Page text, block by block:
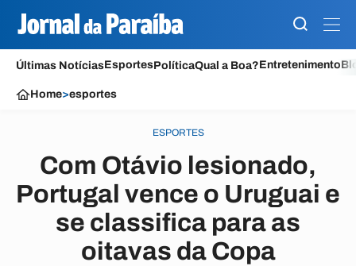
Últimas NotíciasEsportesPolíticaQual a Boa?Entretenimento
Home>esportes
ESPORTES
Com Otávio lesionado,
Portugal vence o Uruguai e
se classifica para as
oitavas da Copa